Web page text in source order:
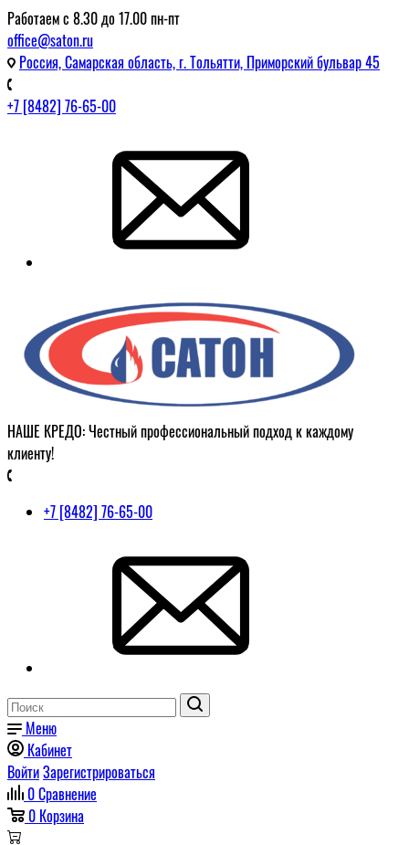
Работаем с 8.30 до 17.00 пн-пт
office@saton.ru
Россия, Самарская область, г. Тольятти, Приморский бульвар 45
+7 [8482] 76-65-00
НАШЕ КРЕДО: Честный профессиональный подход к каждому
клиенту!
+7 [8482] 76-65-00
Меню
Кабинет
ВойтиЗарегистрироваться
0Сравнение
0 Корзина